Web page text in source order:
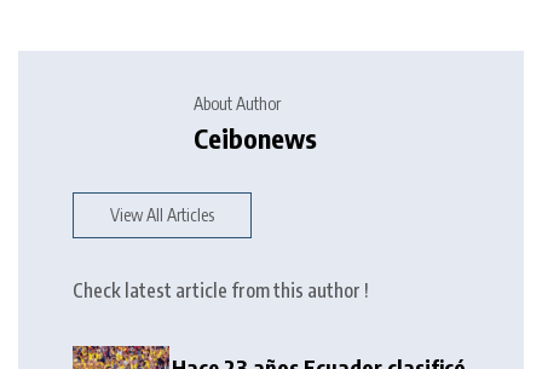
About Author
Ceibonews
View All Articles
Check latest article from this author !